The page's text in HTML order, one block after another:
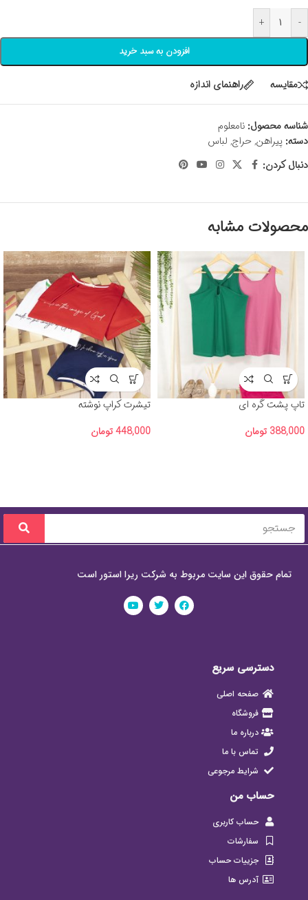
-
+
افزودن به سبد خرید
مقايسه راهنمای اندازه
شناسه محصول: نامعلوم
دسته: پیراهن,حراج, لباس
دنبال کردن:
محصولات مشابه
تاپ پشت گره ای
388,000 تومان
تیشرت کراپ نوشته
448,000تومان
تمام حقوق این سایت مربوط به شرکت ریرا استور است
دسترسی سریع
صفحه اصلی
فروشگاه
درباره ما
تماس با ما
شرایط مرجوعی
حساب من
حساب کاربری
سفارشات
جزییات حساب
آدرس ها